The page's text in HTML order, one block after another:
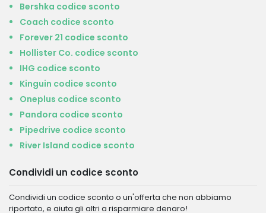
Bershka codice sconto
Coach codice sconto
Forever 21 codice sconto
Hollister Co. codice sconto
IHG codice sconto
Kinguin codice sconto
Oneplus codice sconto
Pandora codice sconto
Pipedrive codice sconto
River Island codice sconto
Condividi un codice sconto
Condividi un codice sconto o un'offerta che non abbiamo
riportato, e aiuta gli altri a risparmiare denaro!